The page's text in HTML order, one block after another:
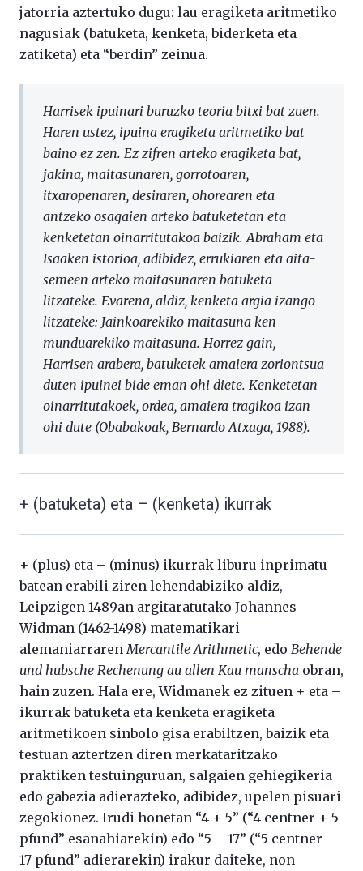
jatorria aztertuko dugu: lau eragiketa aritmetiko
nagusiak (batuketa, kenketa, biderketa eta
zatiketa) eta “berdin” zeinua.
Harrisek ipuinari buruzko teoria bitxi bat zuen.
Haren ustez, ipuina eragiketa aritmetiko bat
baino ez zen. Ez zifren arteko eragiketa bat,
jakina, maitasunaren, gorrotoaren,
itxaropenaren, desiraren, ohorearen eta
antzeko osagaien arteko batuketetan eta
kenketetan oinarritutakoa baizik. Abraham eta
Isaaken istorioa, adibidez, errukiaren eta aita-
semeen arteko maitasunaren batuketa
litzateke. Evarena, aldiz, kenketa argia izango
litzateke: Jainkoarekiko maitasuna ken
munduarekiko maitasuna. Horrez gain,
Harrisen arabera, batuketek amaiera zoriontsua
duten ipuinei bide eman ohi diete. Kenketetan
oinarritutakoek, ordea, amaiera tragikoa izan
ohi dute (Obabakoak, Bernardo Atxaga, 1988).
+ (batuketa) eta – (kenketa) ikurrak
+ (plus) eta – (minus) ikurrak liburu inprimatu
batean erabili ziren lehendabiziko aldiz,
Leipzigen 1489an argitaratutako Johannes
Widman (1462-1498) matematikari
alemaniarraren Mercantile Arithmetic, edo Behende
und hubsche Rechenung au allen Kau manscha obran,
hain zuzen. Hala ere, Widmanek ez zituen + eta –
ikurrak batuketa eta kenketa eragiketa
aritmetikoen sinbolo gisa erabiltzen, baizik eta
testuan aztertzen diren merkataritzako
praktiken testuinguruan, salgaien gehiegikeria
edo gabezia adierazteko, adibidez, upelen pisuari
zegokionez. Irudi honetan “4 + 5” (“4 centner + 5
pfund” esanahiarekin) edo “5 – 17” (“5 centner –
17 pfund” adierarekin) irakur daiteke, non